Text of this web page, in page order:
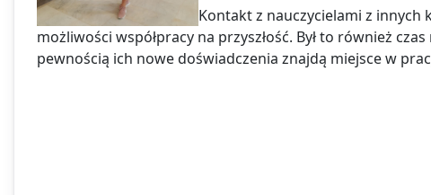
Kontakt z nauczycielami z innych
możliwości współpracy na przyszłość. Był to również
pewnością ich nowe doświadczenia znajdą miejsce w